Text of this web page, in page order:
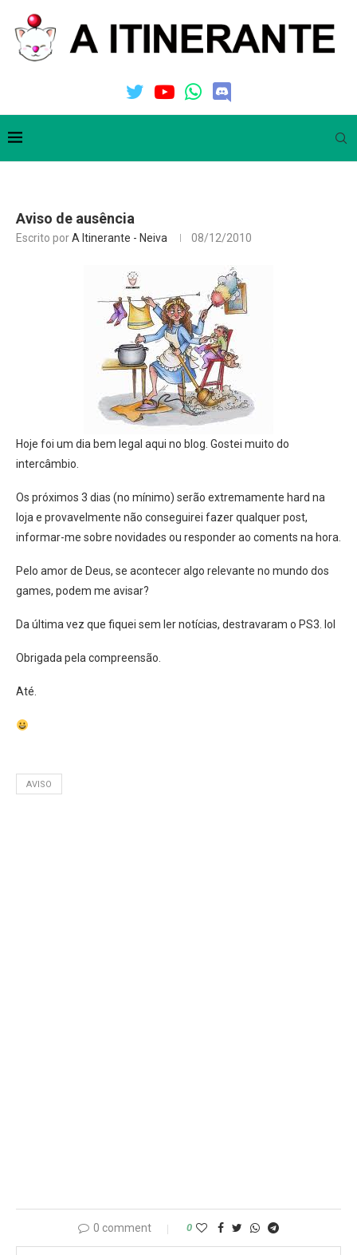
Aviso de ausência
Escrito porA Itinerante - Neiva 08/12/2010
Hoje foi um dia bem legal aqui no blog. Gostei muito do
intercâmbio.
Os próximos 3 dias (no mínimo) serão extremamente hard na
loja e provavelmente não conseguirei fazer qualquer post,
informar-me sobre novidades ou responder ao coments na hora.
Pelo amor de Deus, se acontecer algo relevante no mundo dos
games, podem me avisar?
Da última vez que fiquei sem ler notícias, destravaram o PS3. lol
Obrigada pela compreensão.
Até.
AVISO
0 comment 0